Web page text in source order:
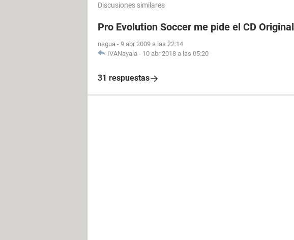
Discusiones similares
Pro Evolution Soccer me pide el CD Original
nagua - 9 abr 2009 a las 22:14
IVANayala - 10 abr 2018 a las 05:20
31 respuestas